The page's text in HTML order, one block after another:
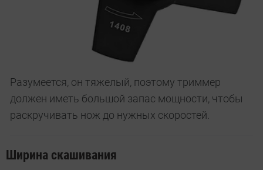
Разумеется, он тяжелый, поэтому триммер
должен иметь большой запас мощности, чтобы
раскручивать нож до нужных скоростей.
Ширина скашивания